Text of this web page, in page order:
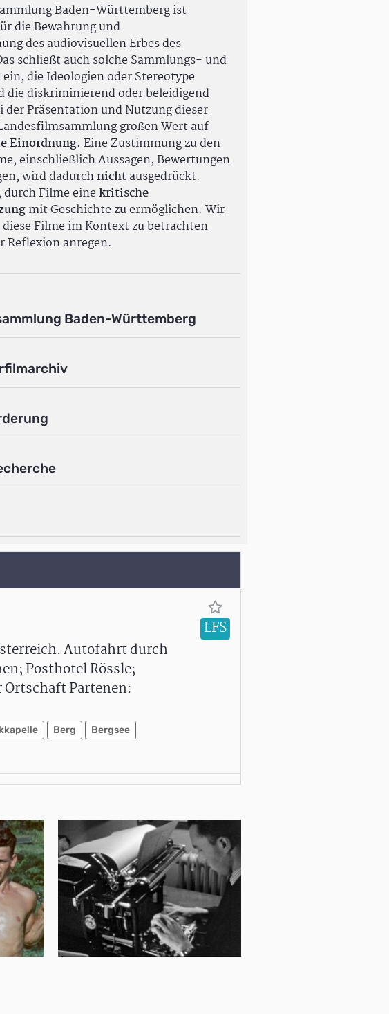
Baden-Württemberg ist
die Bewahrung und
des audiovisuellen Erbes des
schließt auch solche Sammlungs- und
die Ideologien oder Stereotype
die diskriminierend oder beleidigend
der Präsentation und Nutzung dieser
großen Wert auf
Einordnung. Eine Zustimmung zu den
einschließlich Aussagen, Bewertungen
wird dadurchnichtausgedrückt.
durch Filme einekritische
mit Geschichte zu ermöglichen. Wir
Filme im Kontext zu betrachten
Reflexion anregen.
Baden-Württemberg
Autofahrt durch
Posthotel Rössle;
Ortschaft Partenen:
Berg
Bergsee
LFS